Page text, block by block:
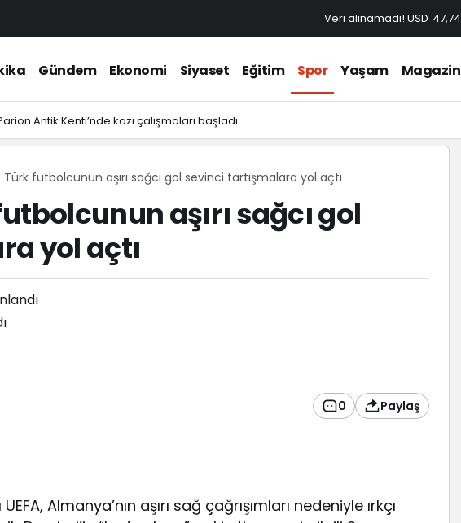
Veri alınamadı! USD 47,74
Gündem Ekonomi Siyaset Eğitim Spor Yaşam Magazin
Antik Kenti’nde kazı çalışmaları başladı
Türk futbolcunun aşırı sağcı gol sevinci tartışmalara yol açtı
aşırı sağcı gol
yol açtı
0 Paylaş
Almanya’nın aşırı sağ çağrışımları nedeniyle ırkçı